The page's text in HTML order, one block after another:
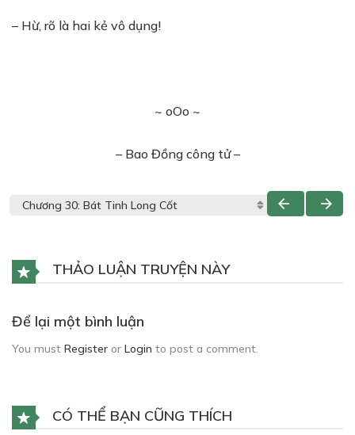
– Hừ, rõ là hai kẻ vô dụng!
~ oOo ~
– Bao Đồng công tử –
THẢO LUẬN TRUYỆN NÀY
Để lại một bình luận
You must Register or Login to post a comment.
CÓ THỂ BẠN CŨNG THÍCH